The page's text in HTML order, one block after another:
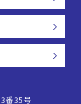
番35号